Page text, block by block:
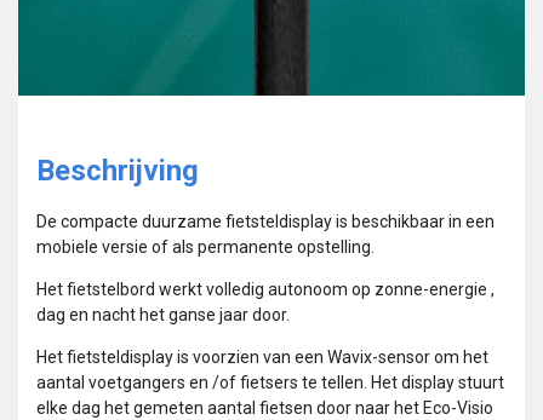
Beschrijving
De compacte duurzame fietsteldisplay is beschikbaar in een
mobiele versie of als permanente opstelling.
Het fietstelbord werkt volledig autonoom op zonne-energie ,
dag en nacht het ganse jaar door.
Het fietsteldisplay is voorzien van een Wavix-sensor om het
aantal voetgangers en /of fietsers te tellen. Het display stuurt
elke dag het gemeten aantal fietsen door naar het Eco-Visio